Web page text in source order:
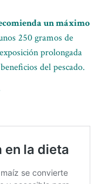
un máximo
250 gramos de
prolongada
del pescado.